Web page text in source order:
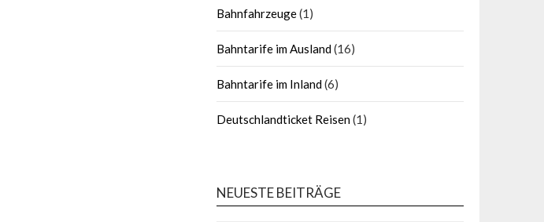
Bahnfahrzeuge(1)
Bahntarife im Ausland(16)
Bahntarife im Inland(6)
Deutschlandticket Reisen(1)
NEUESTE BEITRÄGE